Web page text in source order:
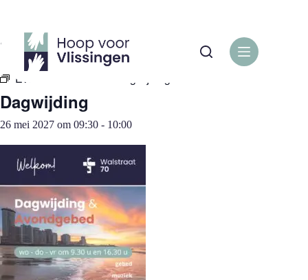
inhoud
« Alle Evenementen
Evenementenreeks:
Dagwijding
26 mei 2027 om 09:30 - 10:00